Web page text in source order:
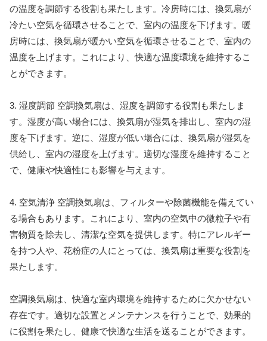
の温度を調節する役割も果たします。冷房時には、換気扇が
冷たい空気を循環させることで、室内の温度を下げます。暖
房時には、換気扇が暖かい空気を循環させることで、室内の
温度を上げます。これにより、快適な温度環境を維持するこ
とができます。
3. 湿度調節 空調換気扇は、湿度を調節する役割も果たしま
す。湿度が高い場合には、換気扇が湿気を排出し、室内の湿
度を下げます。逆に、湿度が低い場合には、換気扇が湿気を
供給し、室内の湿度を上げます。適切な湿度を維持すること
で、健康や快適性にも影響を与えます。
4. 空気清浄 空調換気扇は、フィルターや除菌機能を備えてい
る場合もあります。これにより、室内の空気中の微粒子や有
害物質を除去し、清潔な空気を提供します。特にアレルギー
を持つ人や、花粉症の人にとっては、換気扇は重要な役割を
果たします。
空調換気扇は、快適な室内環境を維持するために欠かせない
存在です。適切な設置とメンテナンスを行うことで、効果的
に役割を果たし、健康で快適な生活を送ることができます。